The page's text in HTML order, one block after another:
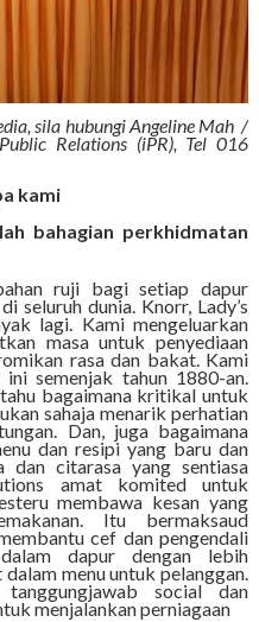
sila hubungi Angeline Mah /
Relations (iPR), Tel 016
kami
bahagian perkhidmatan
ruji bagi setiap dapur
seluruh dunia. Knorr, Lady’s
lagi. Kami mengeluarkan
masa untuk penyediaan
rasa dan bakat. Kami
semenjak tahun 1880-an.
bagaimana kritikal untuk
sahaja menarik perhatian
Dan, juga bagaimana
dan resipi yang baru dan
dan citarasa yang sentiasa
amat komited untuk
membawa kesan yang
Itu bermaksaud
cef dan pengendali
dapur dengan lebih
menu untuk pelanggan.
social dan
menjalankan perniagaan